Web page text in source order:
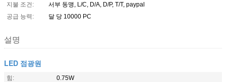
지불 조건:
서부 동맹, L/C, D/A, D/P, T/T, paypal
공급 능력:
달 당 10000 PC
설명
LED 점광원
힘:
0.75W